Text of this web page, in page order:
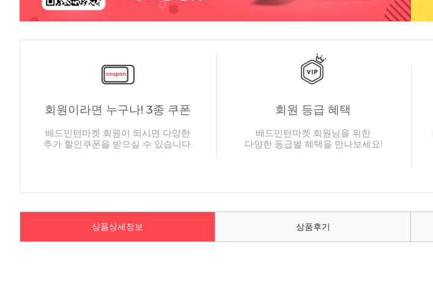
회원이라면 누구나! 3종 쿠폰
배드민턴마켓 회원이 되시면 다양한
추가 할인쿠폰을 받으실 수 있습니다.
회원 등급 혜택
배드민턴마켓 회원님을 위한
다양한 등급별 혜택을 만나보세요!
상품상세정보 상품후기